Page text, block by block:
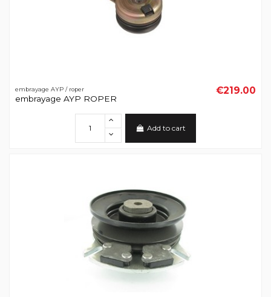
embrayage AYP / roper
embrayage AYP ROPER
€219.00
Add to cart